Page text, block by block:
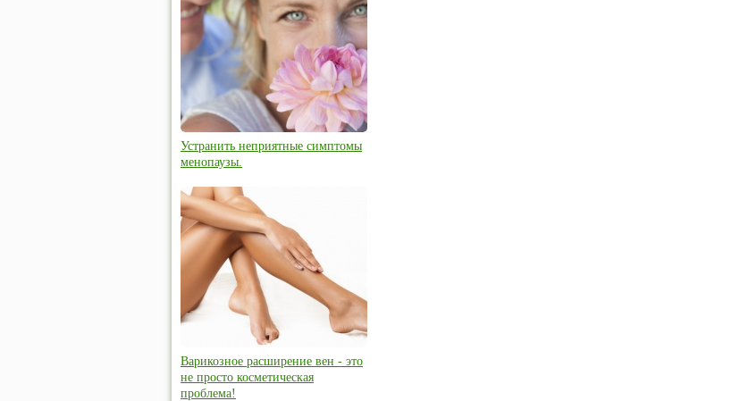
Устранить неприятные симптомы
менопаузы.
Варикозное расширение вен - это
не просто косметическая
проблема!